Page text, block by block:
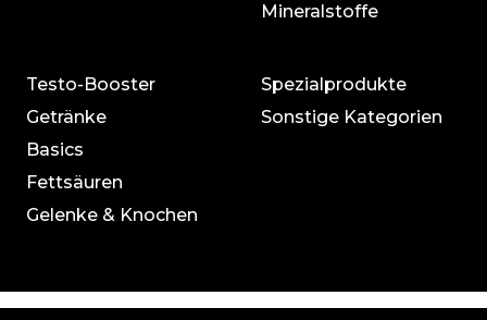
Mineralstoffe
Testo-Booster
Getränke
Basics
Fettsäuren
Gelenke & Knochen
Spezialprodukte
Sonstige Kategorien